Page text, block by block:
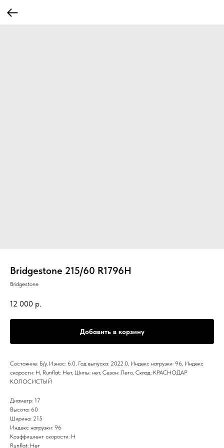
Bridgestone 215/60 R1796H
Bridgestone
12 000 р.
Добавить в корзину
Состояние: Б/у, Износ: 6.0, Год выпуска: 2022.0, Индекс нагрузки: 96, Индекс
скорости: H, Runflat: Нет, Шипы: нет, Сезон: Лето, Склад: КРАСНОДАР
КОЛОСИСТЫЙ
Диаметр: 17
Высота: 60
Ширина: 215
Индекс нагрузки: 96
Коэффициент скорости: H
Runflat: Нет